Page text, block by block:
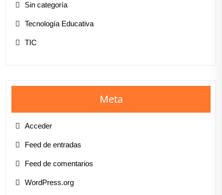
Sin categoría
Tecnología Educativa
TIC
Meta
Acceder
Feed de entradas
Feed de comentarios
WordPress.org